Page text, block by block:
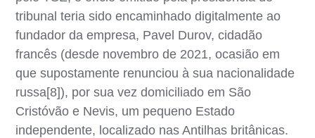
tribunal teria sido encaminhado digitalmente ao
fundador da empresa, Pavel Durov, cidadão
francês (desde novembro de 2021, ocasião em
que supostamente renunciou à sua nacionalidade
russa[8]), por sua vez domiciliado em São
Cristóvão e Nevis, um pequeno Estado
independente, localizado nas Antilhas britânicas.